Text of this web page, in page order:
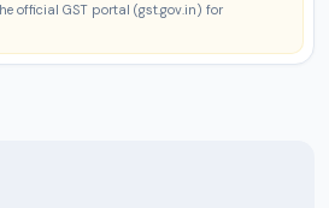
official GST portal (gst.gov.in) for